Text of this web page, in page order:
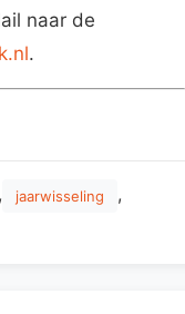
naar de
.
, jaarwisseling ,